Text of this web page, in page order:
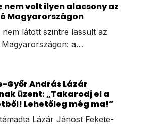
nem volt ilyen alacsony az
Magyarországon
nem látott szintre lassult az
a…
Győr András Lázár
üzent: „Takarodj el a
Lehetőleg még ma!”
Lázár Jánost Fekete-